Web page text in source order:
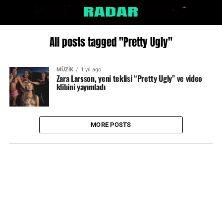
All posts tagged "Pretty Ugly"
MÜZİK 1 yıl ago
Zara Larsson, yeni teklisi “Pretty Ugly” ve video
klibini yayımladı
MORE POSTS